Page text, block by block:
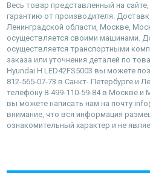
Весь товар представленный на
гарантию от производителя.
Ленинградской области, Москве,
осуществляется своими машинами.
осуществляется транспортными
заказа или уточнения деталей по
Hyundai H LED42FS5003 вы можете
812-565-07-73 в Санкт- Петербурге и
телефону 8-499-110-59-84 в Москве и
вы можете написать нам на почту
внимание, что вся информация
ознакомительный характер и не